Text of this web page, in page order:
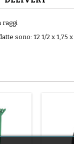
raggi
12 1/2 x 1,75 x